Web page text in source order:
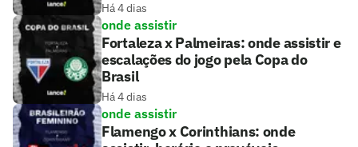
Há 4 dias
onde assistir
Fortaleza x Palmeiras: onde assistir e
escalações do jogo pela Copa do
Brasil
Há 4 dias
onde assistir
Flamengo x Corinthians: onde